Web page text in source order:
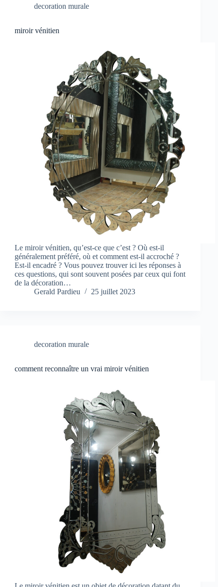
decoration murale
miroir vénitien
Le miroir vénitien, qu’est-ce que c’est ? Où est-il
généralement préféré, où et comment est-il accroché ?
Est-il encadré ? Vous pouvez trouver ici les réponses à
ces questions, qui sont souvent posées par ceux qui font
de la décoration…
Gerald Pardieu
25 juillet 2023
decoration murale
comment reconnaître un vrai miroir vénitien